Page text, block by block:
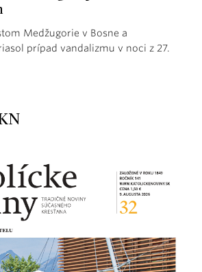
Medžugorie v Bosne a
prípad vandalizmu v noci z 27.